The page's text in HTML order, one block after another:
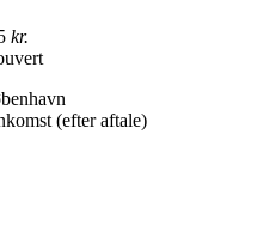
kr.
(efter aftale)